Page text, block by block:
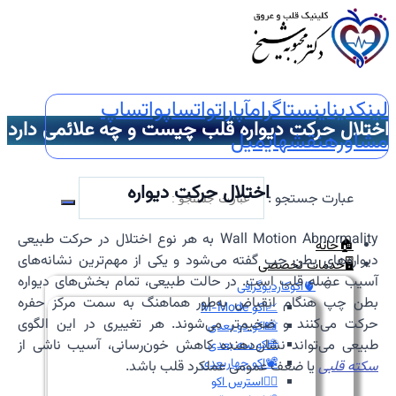
لینکدیناینستاگرامآپاراتواتساپواتساپ
مشاورهنقشهایمیل
عبارت جستجو :
🏠خانه
🖥️خدمات تخصصی
🫀اکوکاردیوگرافی
📈اکو M-Mode
📸اکو دو بعدی
🌐اکو سه بعدی
📽️اکو چهاربعدی
🏃‍♀️استرس اکو
اختلال حرکت دیواره قلب چیست و چه علائمی دارد
اختلال حرکت دیواره
Wall Motion Abnormality به هر نوع اختلال در حرکت طبیعی
دیواره‌های بطن چپ گفته می‌شود و یکی از مهم‌ترین نشانه‌های
آسیب عضله قلب است. در حالت طبیعی، تمام بخش‌های دیواره
بطن چپ هنگام انقباض به‌طور هماهنگ به سمت مرکز حفره
حرکت می‌کنند و ضخیم‌تر می‌شوند. هر تغییری در این الگوی
طبیعی می‌تواند نشان‌دهنده کاهش خون‌رسانی، آسیب ناشی از
سکته قلبییا ضعف عمومی عملکرد قلب باشد.